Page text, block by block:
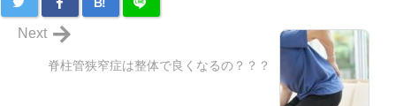
脊柱管狭窄症は整体で良くなるの？？？
Next